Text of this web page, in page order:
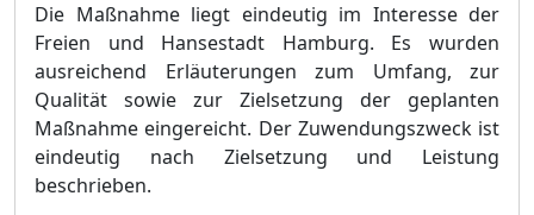
Die Maßnahme liegt eindeutig im Interesse der
Freien und Hansestadt Hamburg. Es wurden
ausreichend Erläuterungen zum Umfang, zur
Qualität sowie zur Zielsetzung der geplanten
Maßnahme eingereicht. Der Zuwendungszweck ist
eindeutig nach Zielsetzung und Leistung
beschrieben.